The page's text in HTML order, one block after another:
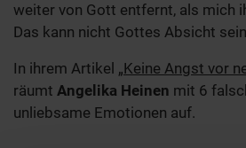
weiter von Gott entfernt, als mich
Das kann nicht Gottes Absicht
In ihrem Artikel „Keine Angst vor
räumt Angelika Heinen mit 6
unliebsame Emotionen auf.